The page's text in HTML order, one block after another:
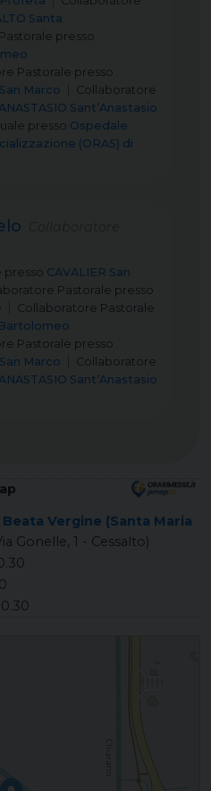
Santa
presso
Pastorale presso
Marco
Collaboratore
Sant’Anastasio
presso Ospedale
(ORAS) di
presso CAVALIER San
Pastorale presso
Collaboratore Pastorale
Bartolomeo
Pastorale presso
Marco
Collaboratore
Sant’Anastasio
Vergine (Santa Maria
Gonelle, 1 - Cessalto)